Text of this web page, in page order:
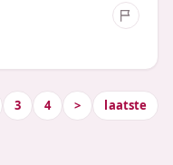
3 4 > laatste